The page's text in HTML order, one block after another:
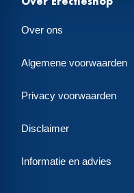
Over ons
Algemene voorwaarden
Privacy voorwaarden
Disclaimer
Informatie en advies